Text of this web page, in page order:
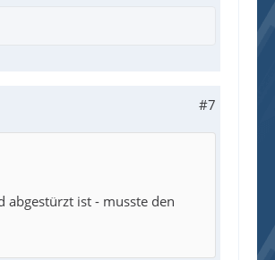
#7
abgestürzt ist - musste den